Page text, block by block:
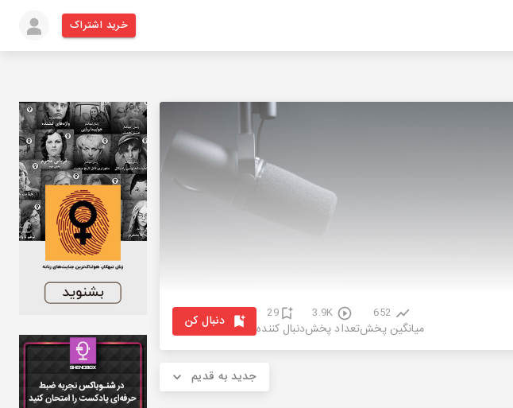
خرید اشتراک
652
میانگین پخش
3.9K
تعداد پخش
29
دنبال کننده دنبال کن
جدید به قدیم